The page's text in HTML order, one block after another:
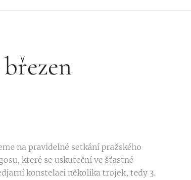
na pravidelné setkání pražského
které se uskuteční ve šťastné
konstelaci několika trojek, tedy 3.